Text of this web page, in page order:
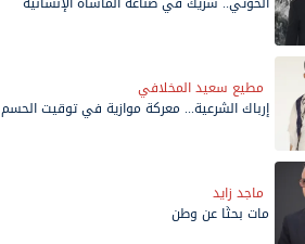
مطيع سعيد المخلافي
إرباك الشرعية... معركة موازية في توقيت الحسم
ماجد زايد
مات بحثًا عن وطن